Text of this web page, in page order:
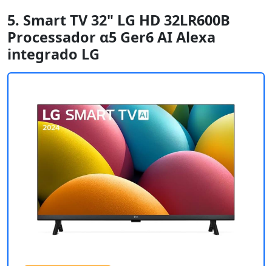
5. Smart TV 32" LG HD 32LR600B
Processador α5 Ger6 AI Alexa
integrado LG